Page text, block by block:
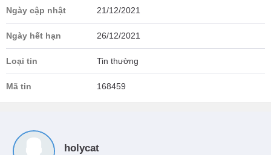
Ngày cập nhật 21/12/2021
Ngày hết hạn 26/12/2021
Loại tin Tin thường
Mã tin 168459
holycat